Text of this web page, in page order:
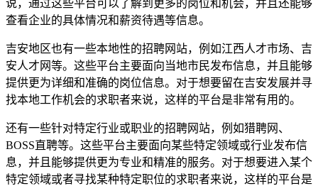
说，通过这些平台可以了解到更多的岗位和机会，并且还能够
查看企业的具体情况和薪资待遇等信息。
吉安地区也有一些本地性的招聘网站，例如江西人才市场、吉
安人才网等。这些平台主要面向当地市民发布信息，并且能够
提供更为详细和准确的岗位信息。对于想要留在吉安发展并寻
找本地工作机会的求职者来说，这样的平台是非常有用的。
还有一些针对特定行业或职业的招聘网站，例如猎聘网、
BOSS直聘等。这些平台主要面向某些特定领域或行业发布信
息，并且能够提供更为专业和精准的服务。对于想要进入某个
特定领域或者寻找某种特定职位的求职者来说，这样的平台是